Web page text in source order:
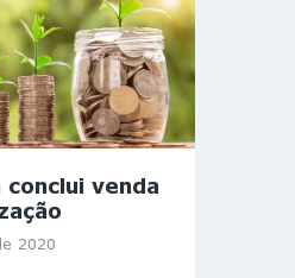
conclui venda
2020